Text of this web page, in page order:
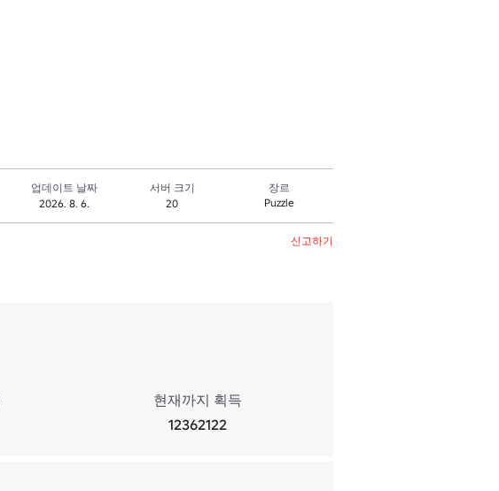
업데이트 날짜
2026. 8. 6.
서버 크기
20
장르
Puzzle
신고하기
현재까지 획득
12362122